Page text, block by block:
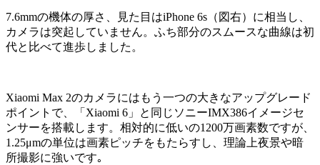
7.6mmの機体の厚さ、見た目はiPhone 6s（図右）に相当し、
カメラは突起していません。ふち部分のスムースな曲線は初
代と比べて進歩しました。
Xiaomi Max 2のカメラにはもう一つの大きなアップグレード
ポイントで、「Xiaomi 6」と同じソニーIMX386イメージセ
ンサーを搭載します。相対的に低いの1200万画素数ですが、
1.25μmの単位は画素ピッチをもたらすし、理論上夜景や暗
所撮影に強いです｡